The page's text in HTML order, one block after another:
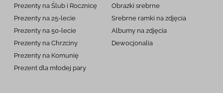
Prezenty na Ślub i Rocznicę
Prezenty na 25-lecie
Prezenty na 50-lecie
Prezenty na Chrzciny
Prezenty na Komunię
Prezent dla młodej pary
Obrazki srebrne
Srebrne ramki na zdjęcia
Albumy na zdjęcia
Dewocjonalia